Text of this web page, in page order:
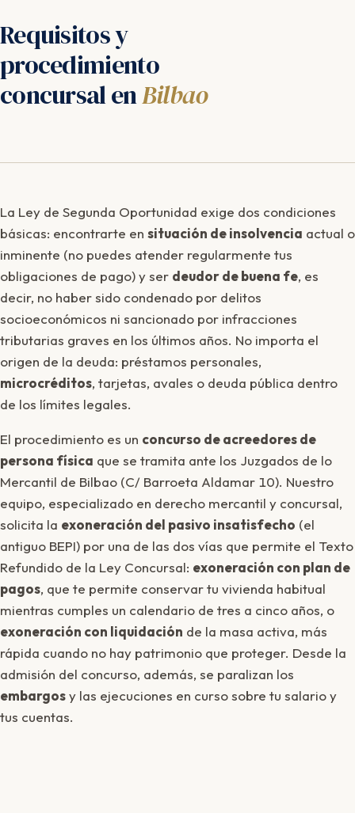
Requisitos y
procedimiento
concursal enBilbao
La Ley de Segunda Oportunidad exige dos condiciones
básicas: encontrarte en situación de insolvencia actual o
inminente (no puedes atender regularmente tus
obligaciones de pago) y ser deudor de buena fe, es
decir, no haber sido condenado por delitos
socioeconómicos ni sancionado por infracciones
tributarias graves en los últimos años. No importa el
origen de la deuda: préstamos personales,
microcréditos, tarjetas, avales o deuda pública dentro
de los límites legales.
El procedimiento es un concurso de acreedores de
persona física que se tramita ante los Juzgados de lo
Mercantil de Bilbao (C/ Barroeta Aldamar 10). Nuestro
equipo, especializado en derecho mercantil y concursal,
solicita la exoneración del pasivo insatisfecho (el
antiguo BEPI) por una de las dos vías que permite el Texto
Refundido de la Ley Concursal: exoneración con plan de
pagos, que te permite conservar tu vivienda habitual
mientras cumples un calendario de tres a cinco años, o
exoneración con liquidación de la masa activa, más
rápida cuando no hay patrimonio que proteger. Desde la
admisión del concurso, además, se paralizan los
embargosy las ejecuciones en curso sobre tu salario y
tus cuentas.